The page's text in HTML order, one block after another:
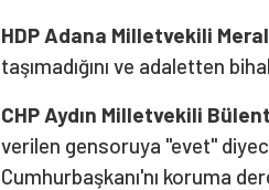
HDP Adana Milletvekili
taşımadığını ve adaletten
CHP Aydın Milletvekili
verilen gensoruya "evet"
Cumhurbaşkanı'nı koruma